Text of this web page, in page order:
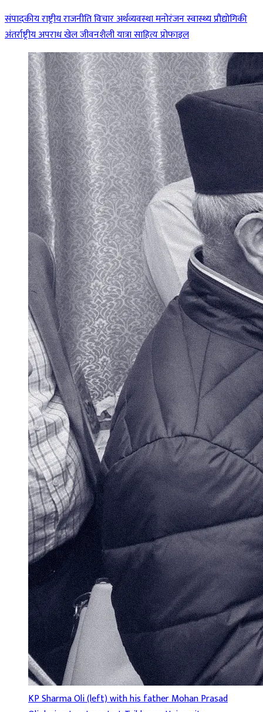
संपादकीयराष्ट्रीयराजनीतिविचारअर्थव्यवस्थामनोरंजनस्वास्थ्यप्रौद्योगिकी
अंतर्राष्ट्रीयअपराधखेलजीवनशैलीयात्रासाहित्यप्रोफाइल
KP Sharma Oli (left) with his father Mohan Prasad